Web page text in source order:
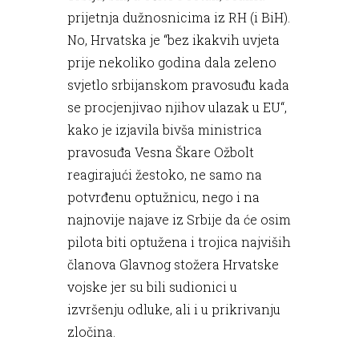
prijetnja dužnosnicima iz RH (i BiH).
No, Hrvatska je “bez ikakvih uvjeta
prije nekoliko godina dala zeleno
svjetlo srbijanskom pravosuđu kada
se procjenjivao njihov ulazak u EU“,
kako je izjavila bivša ministrica
pravosuđa Vesna Škare Ožbolt
reagirajući žestoko, ne samo na
potvrđenu optužnicu, nego i na
najnovije najave iz Srbije da će osim
pilota biti optužena i trojica najviših
članova Glavnog stožera Hrvatske
vojske jer su bili sudionici u
izvršenju odluke, ali i u prikrivanju
zločina.